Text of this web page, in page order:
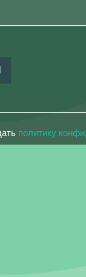
политику